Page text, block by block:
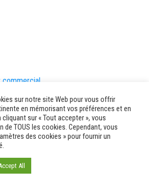
commercial
sur notre site Web pour vous offrir
en mémorisant vos préférences et en
sur « Tout accepter », vous
TOUS les cookies. Cependant, vous
des cookies » pour fournir un
All